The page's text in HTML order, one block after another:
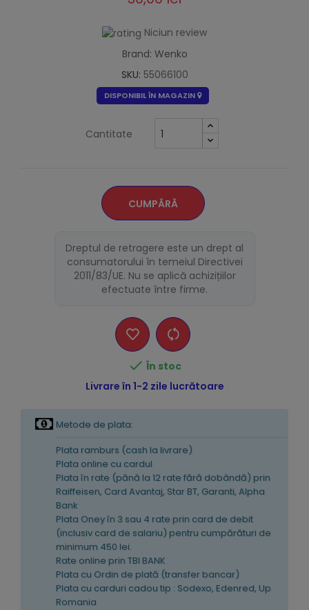
Niciun review
Brand: Wenko
SKU: 55066100
DISPONIBIL ÎN MAGAZIN
Cantitate
CUMPĂRĂ
Dreptul de retragere este un drept al
consumatorului în temeiul Directivei
2011/83/UE. Nu se aplică achizițiilor
efectuate între firme.
 În stoc
Livrare în 1-2 zile lucrătoare
Metode de plata:
Plata ramburs (cash la livrare)
Plata online cu cardul
Plata în rate (pănă la 12 rate fără dobândă) prin
Raiffeisen, Card Avantaj, Star BT, Garanti, Alpha
Bank
Plata Oney în 3 sau 4 rate prin card de debit
(inclusiv card de salariu) pentru cumpărături de
minimum 450 lei.
Rate online prin TBI BANK
Plata cu Ordin de plată (transfer bancar)
Plata cu carduri cadou tip : Sodexo, Edenred, Up
Romania